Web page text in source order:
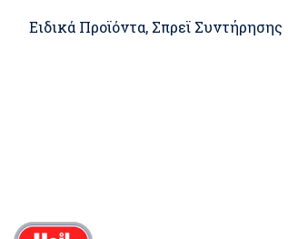
Ειδικά Προϊόντα, Σπρεϊ Συντήρησης